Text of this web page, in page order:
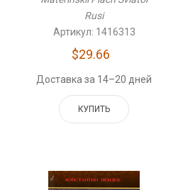
Rusi
Артикул: 1416313
$29.66
Доставка за 14–20 дней
КУПИТЬ